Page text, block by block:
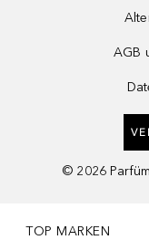
AGB
© 2026
TOP MARKEN